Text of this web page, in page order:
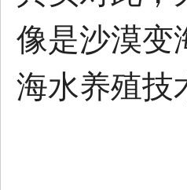
像是沙漠变
海水养殖技